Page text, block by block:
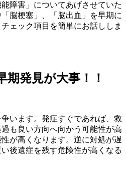
障害」についてあげさせていた
脳梗塞」、「脳出血」を早期に
ェック項目を簡単にお話ししま
期発見が大事！！
争います。発症すぐであれば、救
も良い方向へ向かう可能性が高
が高くなります。逆に対処が遅
後遺症を残す危険性が高くなる